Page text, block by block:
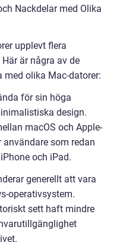
Nackdelar med Olika
upplevt flera
är några av de
med olika Mac-datorer:
för sin höga
design.
macOS och Apple-
som redan
och iPad.
generellt att vara
operativsystem.
sett haft mindre